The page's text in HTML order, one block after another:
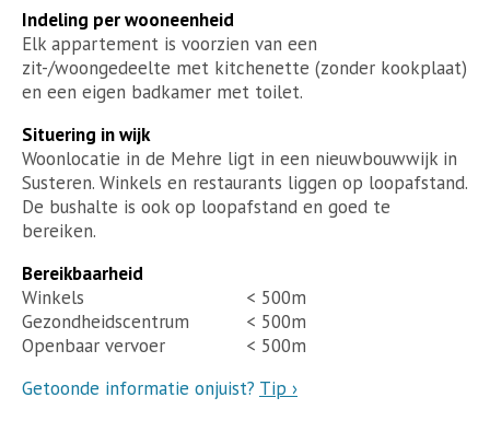
Indeling per wooneenheid
Elk appartement is voorzien van een
zit-/woongedeelte met kitchenette (zonder kookplaat)
en een eigen badkamer met toilet.
Situering in wijk
Woonlocatie in de Mehre ligt in een nieuwbouwwijk in
Susteren. Winkels en restaurants liggen op loopafstand.
De bushalte is ook op loopafstand en goed te
bereiken.
Bereikbaarheid
Winkels
< 500m
Gezondheidscentrum
< 500m
Openbaar vervoer
< 500m
Getoonde informatie onjuist? Tip ›